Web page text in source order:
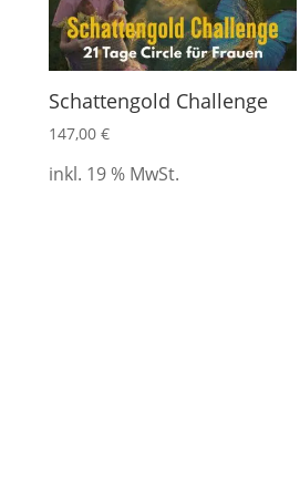
Schattengold Challenge
147,00 €
inkl. 19 % MwSt.